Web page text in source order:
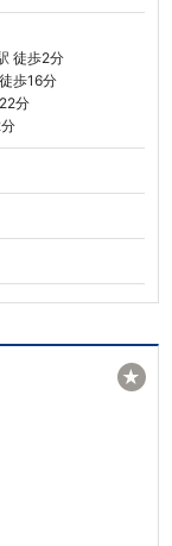
徒歩2分
歩16分
分
★